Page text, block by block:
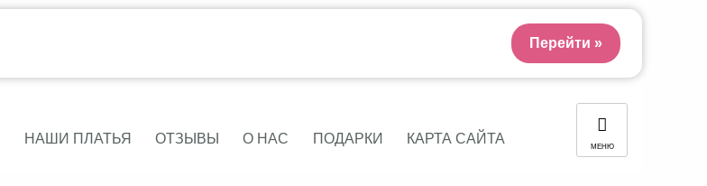
НАШИ ПЛАТЬЯ ОТЗЫВЫ О НАС ПОДАРКИ КАРТА САЙТА МЕНЮ
Перейти »